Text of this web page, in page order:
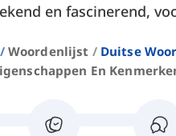
en fascinerend,
Woordenlijst Duitse
En